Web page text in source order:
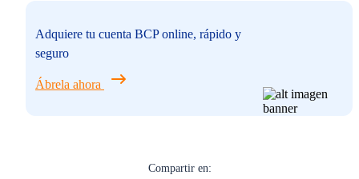
Adquiere tu cuenta BCP online, rápido y
seguro
Ábrela ahora
Compartir en: